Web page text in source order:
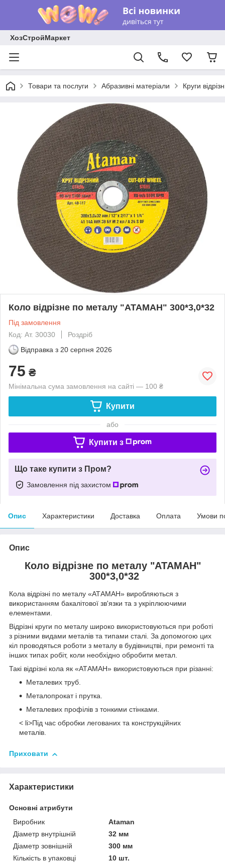
ХозСтройМаркет
Товари та послуги Абразивні матеріали Круги
Коло відрізне по металу "АТАМАН" 300*3,0*32
Під замовлення
Код: Ат. 30030
Роздріб
Відправка з 20 серпня 2026
75 ₴
Мінімальна сума замовлення на сайті — 100 ₴
Купити
або
Купити з
Що таке купити з Пром?
Замовлення під захистом
Опис Характеристики Доставка Оплата Умови
Опис
Коло відрізне по металу "АТАМАН"
300*3,0*32
Кола відрізні по металу «АТАМАН» виробляються з
використанням бакалітової зв'язки та з укріплюючими
елементами.
Відрізні круги по металу широко використовуються при роботі
з різними видами металів та типами сталі. За допомогою цих
кіл проводяться роботи з металу в будівництві, при ремонті та
інших типах робіт, коли необхідно обробити метал.
Такі відрізні кола як «АТАМАН» використовуються при різанні:
Металевих труб.
Металопрокат і прутка.
Металевих профілів з тонкими стінками.
< li>Під час обробки легованих та конструкційних
металів.
Приховати
Характеристики
Основні атрибути
Виробник
Ataman
Діаметр внутрішній
32 мм
Діаметр зовнішній
300 мм
Кількість в упаковці
10 шт.